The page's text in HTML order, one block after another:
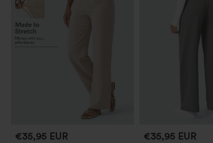
€35,95 EUR €35,95 EUR